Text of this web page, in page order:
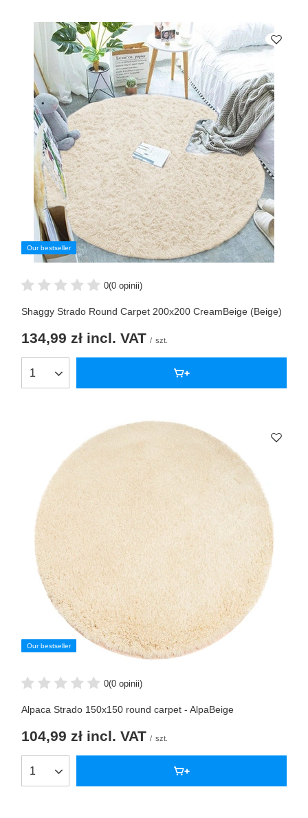
Our bestseller
0(0 opinii)
Shaggy Strado Round Carpet 200x200 CreamBeige (Beige)
134,99 zł incl. VAT / szt.
Our bestseller
0(0 opinii)
Alpaca Strado 150x150 round carpet - AlpaBeige
104,99 zł incl. VAT / szt.